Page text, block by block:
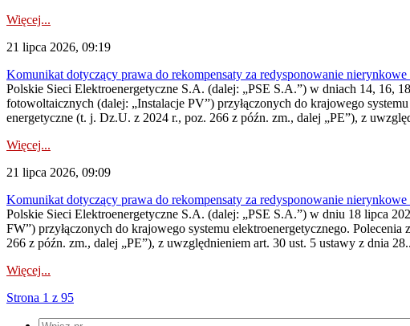
Więcej...
21 lipca 2026, 09:19
Komunikat dotyczący prawa do rekompensaty za redysponowanie
Polskie Sieci Elektroenergetyczne S.A. (dalej: „PSE S.A.”) w dniach 14, 16,
fotowoltaicznych (dalej: „Instalacje PV”) przyłączonych do krajowego
energetyczne (t. j. Dz.U. z 2024 r., poz. 266 z późn. zm., dalej „PE”), z
Więcej...
21 lipca 2026, 09:09
Komunikat dotyczący prawa do rekompensaty za redysponowanie
Polskie Sieci Elektroenergetyczne S.A. (dalej: „PSE S.A.”) w dniu 18 lipca
FW”) przyłączonych do krajowego systemu elektroenergetycznego.
266 z późn. zm., dalej „PE”), z uwzględnieniem art. 30 ust. 5 ustawy z dnia
Więcej...
Strona 1 z 95